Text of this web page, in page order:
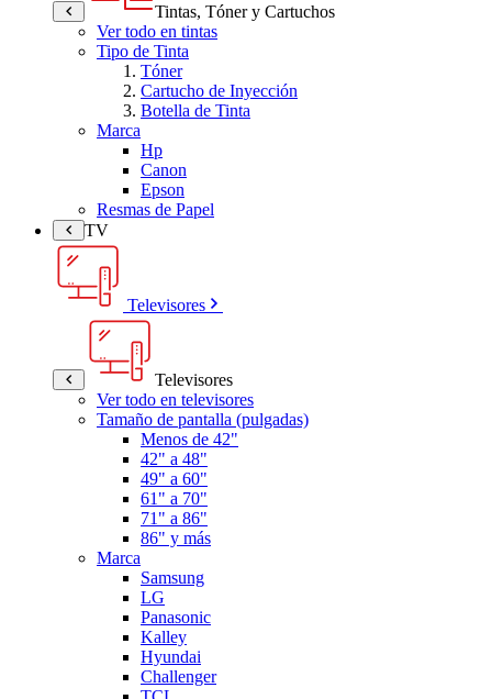
Tintas, Tóner y Cartuchos
Ver todo en tintas
Tipo de Tinta
Tóner
Cartucho de Inyección
Botella de Tinta
Marca
Hp
Canon
Epson
Resmas de Papel
TV
Televisores
Televisores
Ver todo en televisores
Tamaño de pantalla (pulgadas)
Menos de 42"
42" a 48"
49" a 60"
61" a 70"
71" a 86"
86" y más
Marca
Samsung
LG
Panasonic
Kalley
Hyundai
Challenger